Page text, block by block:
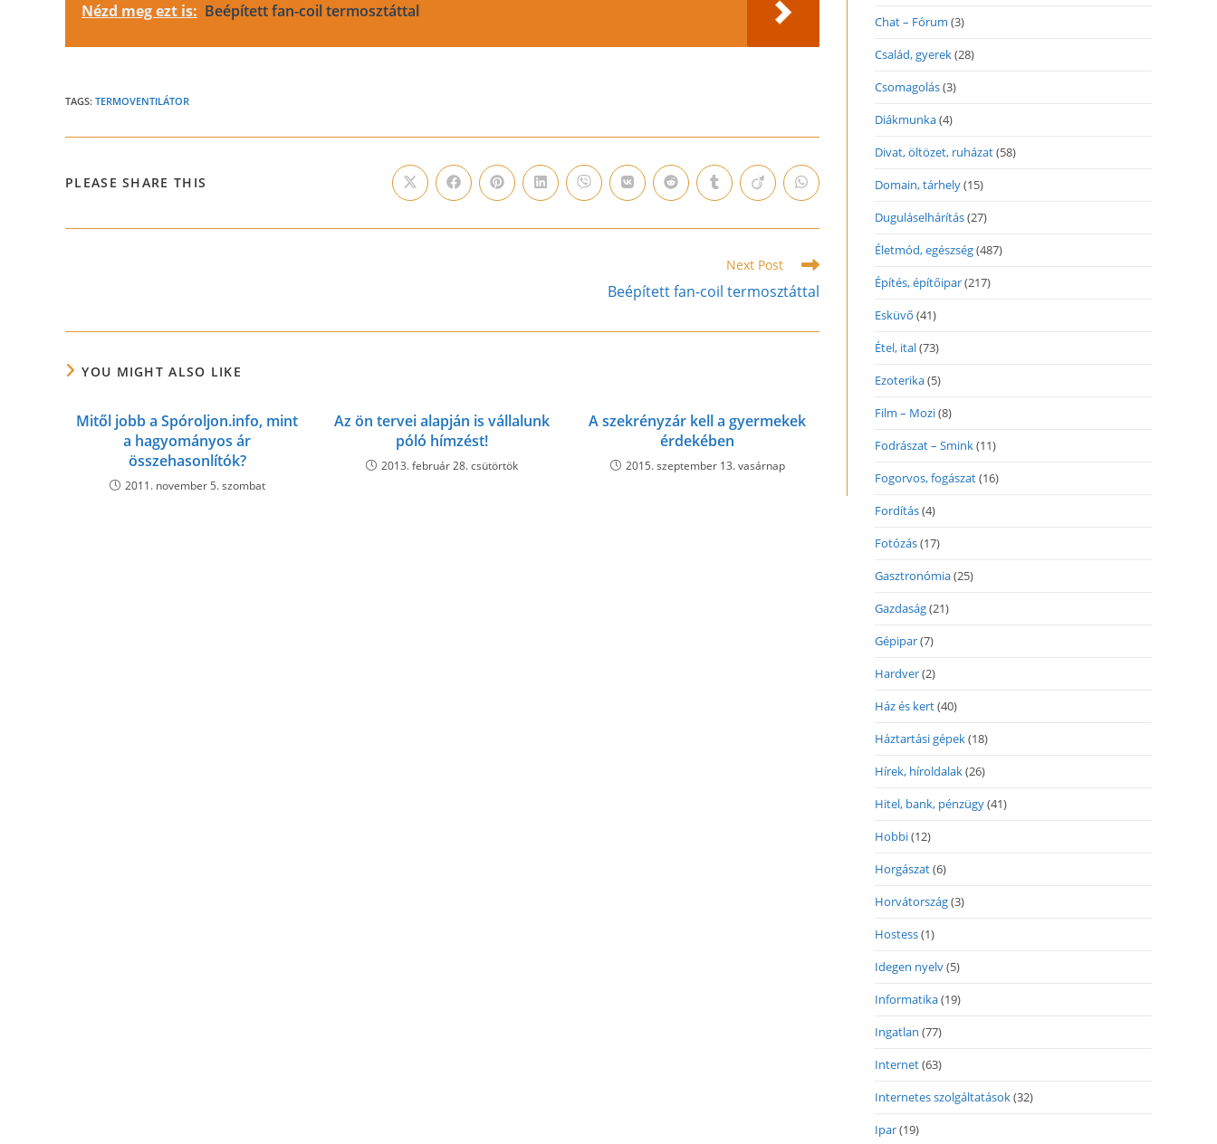
Nézd meg ezt is: Beépített fan-coil termosztáttal
TAGS: TERMOVENTILÁTOR
PLEASE SHARE THIS Opens
in
new
Opens
in
new
Opens
in
new
Opens
in
new
Opens
in
new
Opens
in
new
Opens
in
new
Opens
in
new
Opens
in
new
Opens
in
new
Next Post
Beépített fan-coil termosztáttal
YOU MIGHT ALSO LIKE
Mitől jobb a Spóroljon.info, mint
a hagyományos ár
összehasonlítók?
2011. november 5. szombat
Az ön tervei alapján is vállalunk
póló hímzést!
2013. február 28. csütörtök
A szekrényzár kell a gyermekek
érdekében
2015. szeptember 13. vasárnap
Chat – Fórum (3)
Család, gyerek(28)
Csomagolás(3)
Diákmunka(4)
Divat, öltözet, ruházat(58)
Domain, tárhely(15)
Duguláselhárítás(27)
Életmód, egészség(487)
Építés, építőipar(217)
Esküvő (41)
Étel, ital(73)
Ezoterika(5)
Film – Mozi(8)
Fodrászat – Smink(11)
Fogorvos, fogászat(16)
Fordítás(4)
Fotózás(17)
Gasztronómia(25)
Gazdaság(21)
Gépipar(7)
Hardver(2)
Ház és kert(40)
Háztartási gépek(18)
Hírek, híroldalak(26)
Hitel, bank, pénzügy(41)
Hobbi(12)
Horgászat(6)
Horvátország(3)
Hostess(1)
Idegen nyelv(5)
Informatika(19)
Ingatlan (77)
Internet(63)
Internetes szolgáltatások(32)
Ipar(19)